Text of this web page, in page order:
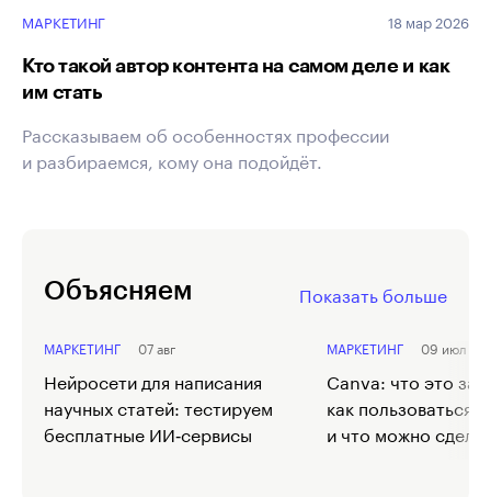
МАРКЕТИНГ 18 мар 2026
Кто такой автор контента на самом деле и как
им стать
Рассказываем об особенностях профессии
и разбираемся, кому она подойдёт.
Объясняем Показать больше
07 авг
МАРКЕТИНГ
Нейросети для написания
научных статей: тестируем
бесплатные ИИ‑сервисы
09 июл
МАРКЕТИНГ
Canva: что это за
как пользоваться
и что можно